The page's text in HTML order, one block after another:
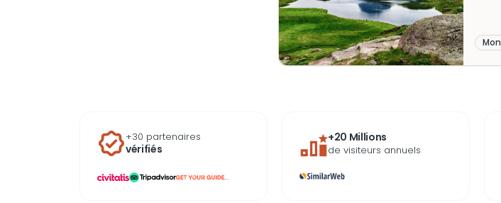
+30 partenaires
vérifiés
...
+20 Millions
de visiteurs annuels